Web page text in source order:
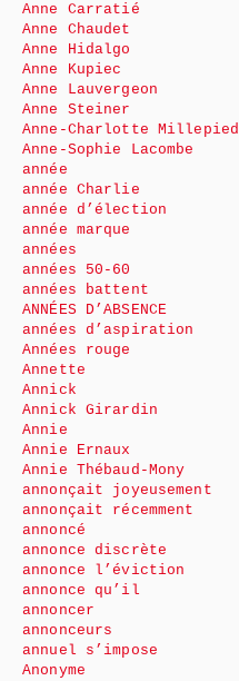
Anne Carratié
Anne Chaudet
Anne Hidalgo
Anne Kupiec
Anne Lauvergeon
Anne Steiner
Anne-Charlotte Millepied
Anne-Sophie Lacombe
année
année Charlie
année d’élection
année marque
années
années 50-60
années battent
ANNÉES D’ABSENCE
années d’aspiration
Années rouge
Annette
Annick
Annick Girardin
Annie
Annie Ernaux
Annie Thébaud-Mony
annonçait joyeusement
annonçait récemment
annoncé
annonce discrète
annonce l’éviction
annonce qu’il
annoncer
annonceurs
annuel s’impose
Anonyme